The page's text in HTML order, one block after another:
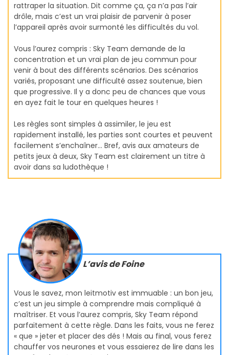
rattraper la situation. Dit comme ça, ça n’a pas l’air
drôle, mais c’est un vrai plaisir de parvenir à poser
l’appareil après avoir surmonté les difficultés du vol.
Vous l’aurez compris : Sky Team demande de la
concentration et un vrai plan de jeu commun pour
venir à bout des différents scénarios. Des scénarios
variés, proposant une difficulté assez soutenue, bien
que progressive. Il y a donc peu de chances que vous
en ayez fait le tour en quelques heures !
Les règles sont simples à assimiler, le jeu est
rapidement installé, les parties sont courtes et peuvent
facilement s’enchaîner… Bref, avis aux amateurs de
petits jeux à deux, Sky Team est clairement un titre à
avoir dans sa ludothèque !
L’avis de Foine
Vous le savez, mon leitmotiv est immuable : un bon jeu,
c’est un jeu simple à comprendre mais compliqué à
maîtriser. Et vous l’aurez compris, Sky Team répond
parfaitement à cette règle. Dans les faits, vous ne ferez
« que » jeter et placer des dés ! Mais au final, vous ferez
chauffer vos neurones et vous essaierez de lire dans les